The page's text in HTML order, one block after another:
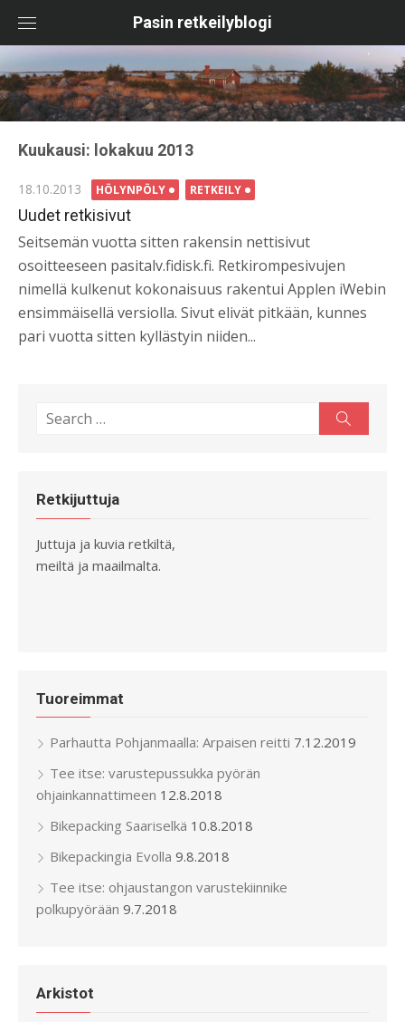
content
Pasin retkeilyblogi
Kuukausi: lokakuu 2013
Posted
on
18.10.2013 HÖLYNPÖLY RETKEILY
Uudet retkisivut
Seitsemän vuotta sitten rakensin nettisivut
osoitteeseen pasitalv.fidisk.fi. Retkirompesivujen
nimellä kulkenut kokonaisuus rakentui Applen iWebin
ensimmäisellä versiolla. Sivut elivät pitkään, kunnes
pari vuotta sitten kyllästyin niiden...
Search
Retkijuttuja
Juttuja ja kuvia retkiltä,
meiltä ja maailmalta.
Tuoreimmat
Parhautta Pohjanmaalla: Arpaisen reitti 7.12.2019
Tee itse: varustepussukka pyörän
ohjainkannattimeen 12.8.2018
Bikepacking Saariselkä 10.8.2018
Bikepackingia Evolla 9.8.2018
Tee itse: ohjaustangon varustekiinnike
polkupyörään 9.7.2018
Arkistot